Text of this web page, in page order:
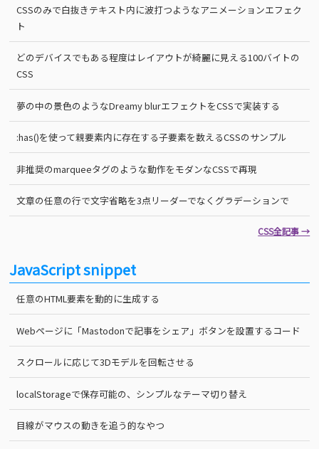
CSSのみで白抜きテキスト内に波打つようなアニメーションエフェク
ト
どのデバイスでもある程度はレイアウトが綺麗に見える100バイトの
CSS
夢の中の景色のようなDreamy blurエフェクトをCSSで実装する
:has()を使って親要素内に存在する子要素を数えるCSSのサンプル
非推奨のmarqueeタグのような動作をモダンなCSSで再現
文章の任意の行で文字省略を3点リーダーでなくグラデーションで
CSS全記事 →
JavaScript snippet
任意のHTML要素を動的に生成する
Webページに「Mastodonで記事をシェア」ボタンを設置するコード
スクロールに応じて3Dモデルを回転させる
localStorageで保存可能の、シンプルなテーマ切り替え
目線がマウスの動きを追う的なやつ